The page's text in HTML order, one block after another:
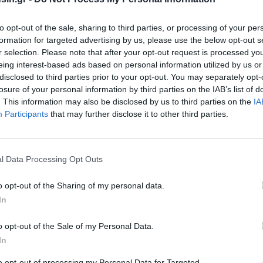
opt-out of the sale, sharing to third parties, or processing of your
for targeted advertising by us, please use the below opt-out
selection. Please note that after your opt-out request is processed
interest-based ads based on personal information utilized by us
to third parties prior to your opt-out. You may separately
of your personal information by third parties on the IAB’s list of
This information may also be disclosed by us to third parties on the
Participants that may further disclose it to other third parties.
Data Processing Opt Outs
opt-out of the Sharing of my personal data.
opt-out of the Sale of my Personal Data.
προωθητικό πρόγραμμα), το νέο Astra
ελληνική αγορά.